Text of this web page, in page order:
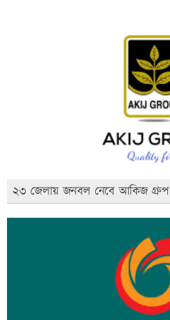
২৩ জেলায় জনবল নেবে আকিজ গ্রুপ